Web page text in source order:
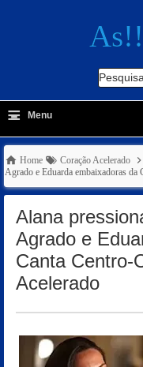
-
≡ Menu
Home Coração Acelerado
Agrado e Eduarda embaixadoras da
Alana
Agrado e
Canta Centro-
Acelerado